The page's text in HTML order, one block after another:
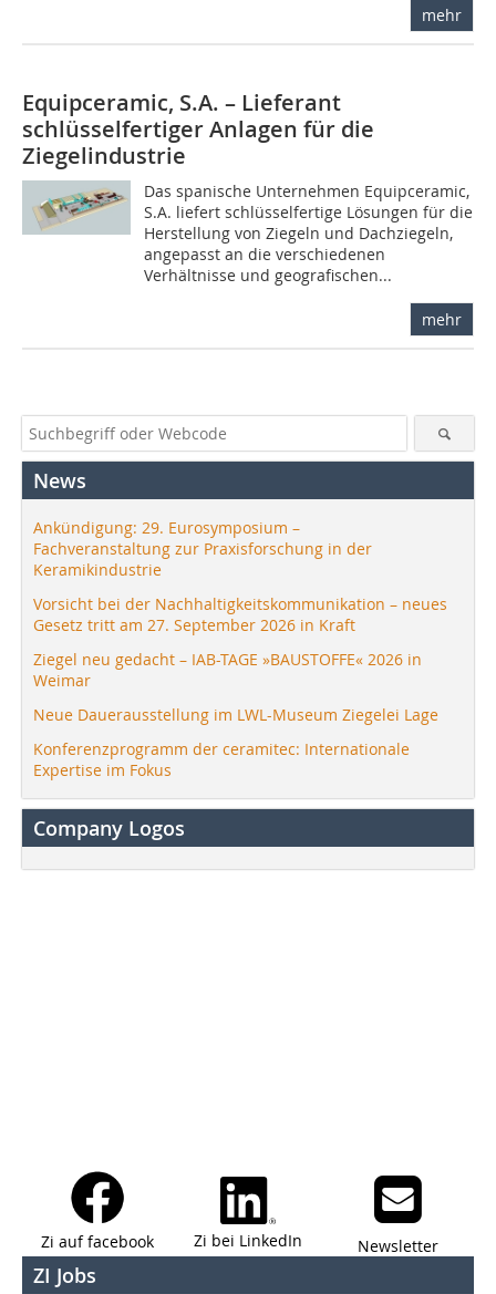
mehr
Equipceramic, S.A. – Lieferant
schlüsselfertiger ­Anlagen für die
Ziegelindustrie
Das spanische Unternehmen Equipceramic,
S.A. liefert schlüsselfertige Lösungen für die
Herstellung von Ziegeln und Dachziegeln,
angepasst an die verschiedenen
Verhältnisse und geografischen...
mehr
News
Ankündigung: 29. Eurosymposium –
Fachveranstaltung zur Praxisforschung in der
Keramikindustrie
Vorsicht bei der Nachhaltigkeitskommunikation – neues
Gesetz tritt am 27. September 2026 in Kraft
Ziegel neu gedacht – IAB-TAGE »BAUSTOFFE« 2026 in
Weimar
Neue Dauerausstellung im LWL-Museum Ziegelei Lage
Konferenzprogramm der ceramitec: Internationale
Expertise im Fokus
Company Logos
Zi auf facebook Zi bei LinkedIn Newsletter
ZI Jobs